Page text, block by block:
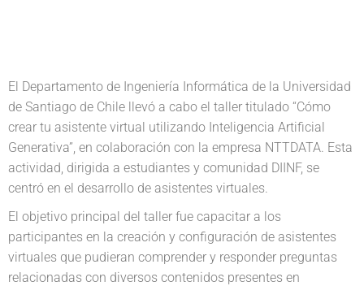
El Departamento de Ingeniería Informática de la Universidad
de Santiago de Chile llevó a cabo el taller titulado “Cómo
crear tu asistente virtual utilizando Inteligencia Artificial
Generativa”, en colaboración con la empresa NTTDATA. Esta
actividad, dirigida a estudiantes y comunidad DIINF, se
centró en el desarrollo de asistentes virtuales.
El objetivo principal del taller fue capacitar a los
participantes en la creación y configuración de asistentes
virtuales que pudieran comprender y responder preguntas
relacionadas con diversos contenidos presentes en